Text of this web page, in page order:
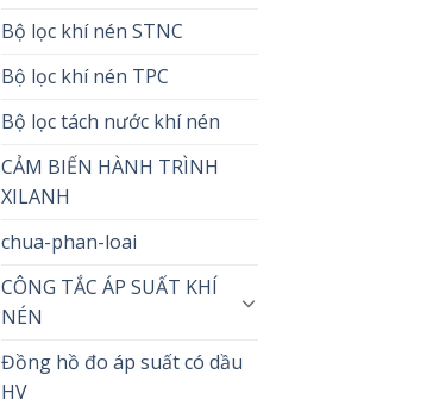
Bộ lọc khí nén STNC
Bộ lọc khí nén TPC
Bộ lọc tách nước khí nén
CẢM BIẾN HÀNH TRÌNH
XILANH
chua-phan-loai
CÔNG TẮC ÁP SUẤT KHÍ
NÉN
Đồng hồ đo áp suất có dầu
HV